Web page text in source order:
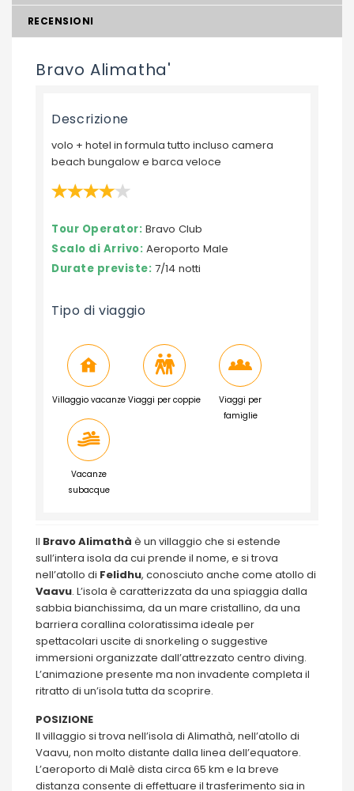
RECENSIONI
Bravo Alimatha'
Descrizione
volo + hotel in formula tutto incluso camera
beach bungalow e barca veloce
Tour Operator: Bravo Club
Scalo di Arrivo: Aeroporto Male
Durate previste: 7/14 notti
Tipo di viaggio
Villaggio vacanze Viaggi per coppie
Viaggi per
famiglie
Vacanze
subacque
Il Bravo Alimathà è un villaggio che si estende
sull’intera isola da cui prende il nome, e si trova
nell’atollo di Felidhu, conosciuto anche come atollo di
Vaavu. L’isola è caratterizzata da una spiaggia dalla
sabbia bianchissima, da un mare cristallino, da una
barriera corallina coloratissima ideale per
spettacolari uscite di snorkeling o suggestive
immersioni organizzate dall’attrezzato centro diving.
L’animazione presente ma non invadente completa il
ritratto di un’isola tutta da scoprire.
POSIZIONE
Il villaggio si trova nell’isola di Alimathà, nell’atollo di
Vaavu, non molto distante dalla linea dell’equatore.
L’aeroporto di Malè dista circa 65 km e la breve
distanza consente di effettuare il trasferimento sia in